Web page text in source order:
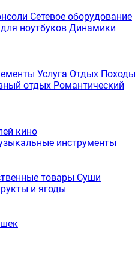
Сетевое оборудование
ноутбуков Динамики
Услуга Отдых Походы
отдых Романтический
кино
инструменты
товары Суши
и ягоды